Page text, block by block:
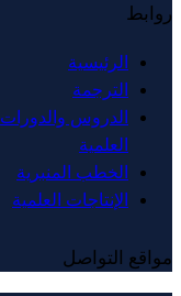
روابط
الرئيسية
الترجمة
الدروس والدورات
العلمية
الخطب المنبرية
الإنتاجات العلمية
مواقع التواصل